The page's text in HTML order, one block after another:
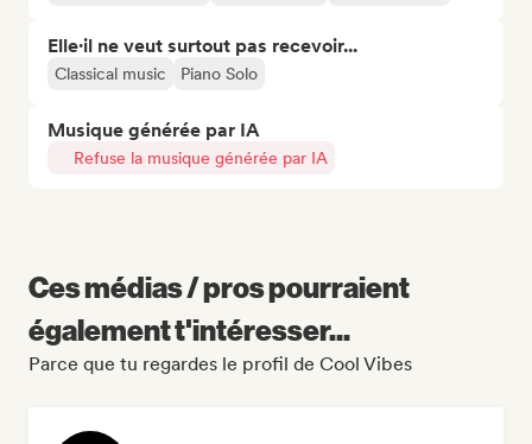
Elle·il ne veut surtout pas recevoir...
Classical music Piano Solo
Musique générée par IA
Refuse la musique générée par IA
Ces médias / pros pourraient
également t'intéresser...
Parce que tu regardes le profil de Cool Vibes